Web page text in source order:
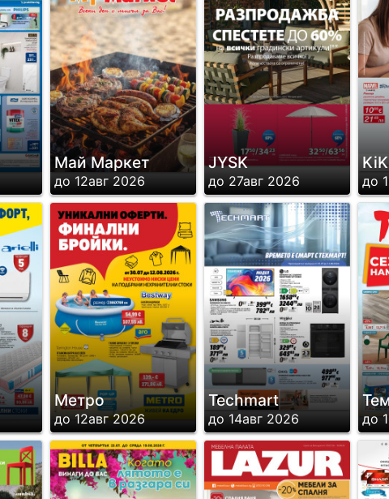
Май Маркет
до 12авг 2026
JYSK
до 27авг 2026
KiK
до
Метро
до 12авг 2026
Techmart
до 14авг 2026 до